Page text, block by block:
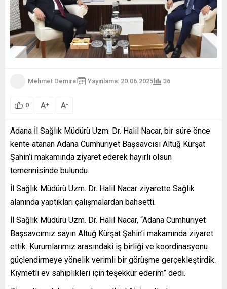
Mehmet Demiral Yayınlama: 20.06.2025 36
0 A+ A-
Adana İl Sağlık Müdürü Uzm. Dr. Halil Nacar, bir süre önce
kente atanan Adana Cumhuriyet Başsavcısı Altuğ Kürşat
Şahin’i makamında ziyaret ederek hayırlı olsun
temennisinde bulundu.
İl Sağlık Müdürü Uzm. Dr. Halil Nacar ziyarette Sağlık
alanında yaptıkları çalışmalardan bahsetti.
İl Sağlık Müdürü Uzm. Dr. Halil Nacar, “Adana Cumhuriyet
Başsavcımız sayın Altuğ Kürşat Şahin’i makamında ziyaret
ettik. Kurumlarımız arasındaki iş birliği ve koordinasyonu
güçlendirmeye yönelik verimli bir görüşme gerçekleştirdik.
Kıymetli ev sahiplikleri için teşekkür ederim” dedi.